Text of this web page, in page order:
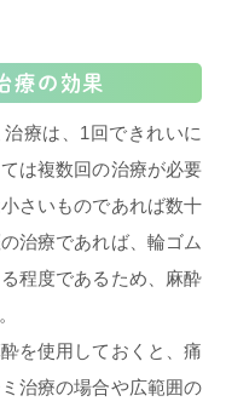
療の効果
療は、1回できれいに
は複数回の治療が必要
さいものであれば数十
治療であれば、輪ゴム
程度であるため、麻酔
を使用しておくと、痛
治療の場合や広範囲の